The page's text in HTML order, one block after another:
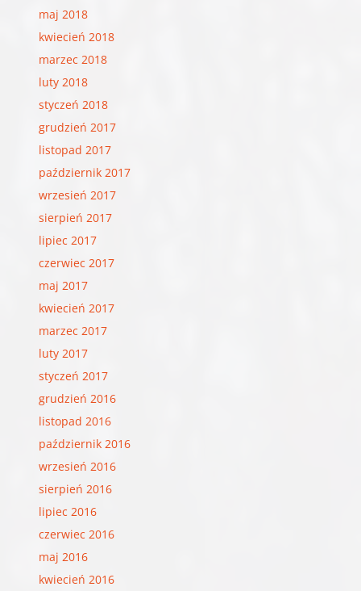
maj 2018
kwiecień 2018
marzec 2018
luty 2018
styczeń 2018
grudzień 2017
listopad 2017
październik 2017
wrzesień 2017
sierpień 2017
lipiec 2017
czerwiec 2017
maj 2017
kwiecień 2017
marzec 2017
luty 2017
styczeń 2017
grudzień 2016
listopad 2016
październik 2016
wrzesień 2016
sierpień 2016
lipiec 2016
czerwiec 2016
maj 2016
kwiecień 2016